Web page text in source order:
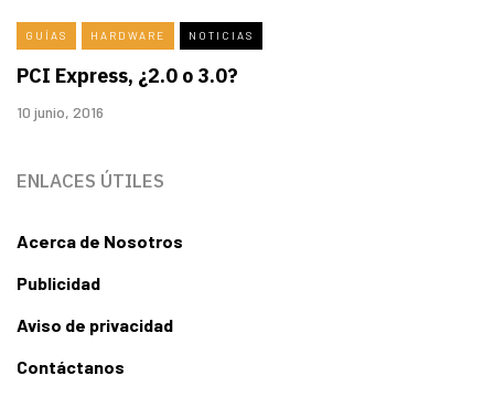
GUÍAS HARDWARE NOTICIAS
PCI Express, ¿2.0 o 3.0?
10 junio, 2016
ENLACES ÚTILES
Acerca de Nosotros
Publicidad
Aviso de privacidad
Contáctanos